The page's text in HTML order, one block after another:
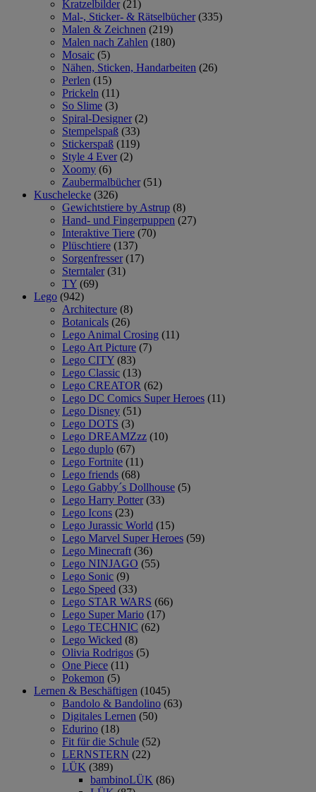
Kratzelbilder (21)
Mal-, Sticker- & Rätselbücher (335)
Malen & Zeichnen (219)
Malen nach Zahlen (180)
Mosaic (5)
Nähen, Sticken, Handarbeiten (26)
Perlen (15)
Prickeln (11)
So Slime (3)
Spiral-Designer (2)
Stempelspaß (33)
Stickerspaß (119)
Style 4 Ever (2)
Xoomy (6)
Zaubermalbücher (51)
Kuschelecke (326)
Gewichtstiere by Astrup (8)
Hand- und Fingerpuppen (27)
Interaktive Tiere (70)
Plüschtiere (137)
Sorgenfresser (17)
Sterntaler (31)
TY (69)
Lego (942)
Architecture (8)
Botanicals (26)
Lego Animal Crosing (11)
Lego Art Picture (7)
Lego CITY (83)
Lego Classic (13)
Lego CREATOR (62)
Lego DC Comics Super Heroes (11)
Lego Disney (51)
Lego DOTS (3)
Lego DREAMZzz (10)
Lego duplo (67)
Lego Fortnite (11)
Lego friends (68)
Lego Gabby´s Dollhouse (5)
Lego Harry Potter (33)
Lego Icons (23)
Lego Jurassic World (15)
Lego Marvel Super Heroes (59)
Lego Minecraft (36)
Lego NINJAGO (55)
Lego Sonic (9)
Lego Speed (33)
Lego STAR WARS (66)
Lego Super Mario (17)
Lego TECHNIC (62)
Lego Wicked (8)
Olivia Rodrigos (5)
One Piece (11)
Pokemon (5)
Lernen & Beschäftigen (1045)
Bandolo & Bandolino (63)
Digitales Lernen (50)
Edurino (18)
Fit für die Schule (52)
LERNSTERN (22)
LÜK (389)
bambinoLÜK (86)